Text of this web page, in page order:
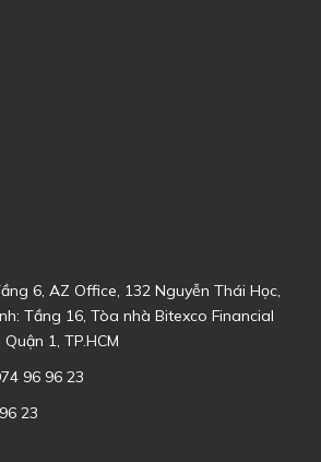
6, AZ Office, 132 Nguyễn Thái Học,
Tầng 16, Tòa nhà Bitexco Financial
1, TP.HCM
96 96 23
23